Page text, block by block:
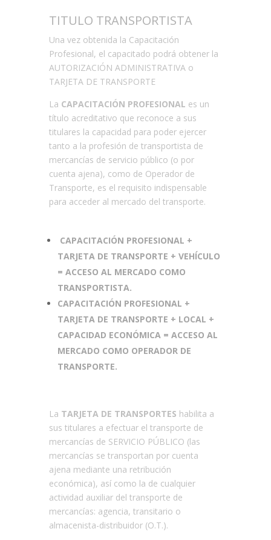
TITULO TRANSPORTISTA
Una vez obtenida la Capacitación
Profesional, el capacitado podrá obtener la
AUTORIZACIÓN ADMINISTRATIVA o
TARJETA DE TRANSPORTE
La CAPACITACIÓN PROFESIONAL es un
título acreditativo que reconoce a sus
titulares la capacidad para poder ejercer
tanto a la profesión de transportista de
mercancías de servicio público (o por
cuenta ajena), como de Operador de
Transporte, es el requisito indispensable
para acceder al mercado del transporte.
CAPACITACIÓN PROFESIONAL +
TARJETA DE TRANSPORTE + VEHÍCULO
= ACCESO AL MERCADO COMO
TRANSPORTISTA.
CAPACITACIÓN PROFESIONAL +
TARJETA DE TRANSPORTE + LOCAL +
CAPACIDAD ECONÓMICA = ACCESO AL
MERCADO COMO OPERADOR DE
TRANSPORTE.
La TARJETA DE TRANSPORTES habilita a
sus titulares a efectuar el transporte de
mercancías de SERVICIO PÚBLICO (las
mercancías se transportan por cuenta
ajena mediante una retribución
económica), así como la de cualquier
actividad auxiliar del transporte de
mercancías: agencia, transitario o
almacenista-distribuidor (O.T.).